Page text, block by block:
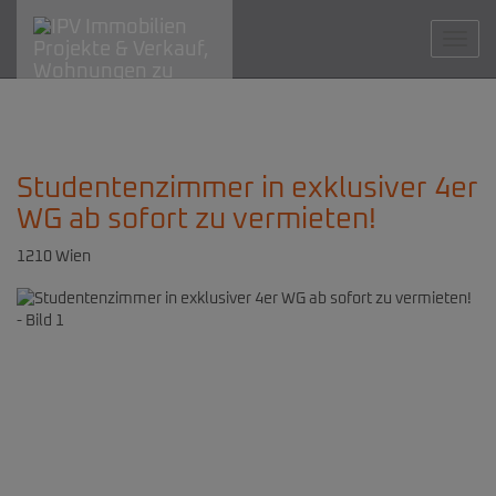
Studentenzimmer in exklusiver 4er
WG ab sofort zu vermieten!
1210 Wien